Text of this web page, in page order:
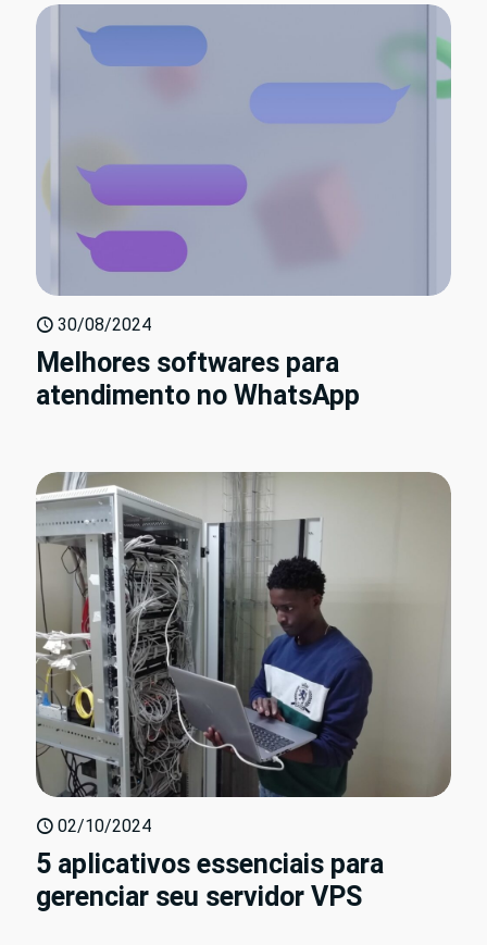
30/08/2024
Melhores softwares para
atendimento no WhatsApp
02/10/2024
5 aplicativos essenciais para
gerenciar seu servidor VPS